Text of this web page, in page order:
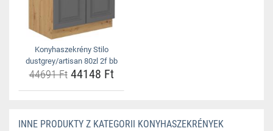
Konyhaszekrény Stilo
dustgrey/artisan 80zl 2f bb
44691 Ft44148 Ft
INNE PRODUKTY Z KATEGORII KONYHASZEKRÉNYEK